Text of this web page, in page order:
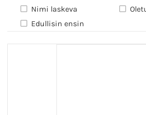
Nimi laskeva
Edullisin ensin